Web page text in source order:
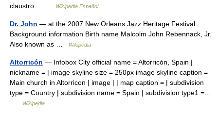
claustro… …
Wikipedia Español
Dr. John — at the 2007 New Orleans Jazz Heritage Festival
Background information Birth name Malcolm John Rebennack, Jr.
Also known as …
Wikipedia
Altorricón — Infobox City official name = Altorricón, Spain |
nickname = | image skyline size = 250px image skyline caption =
Main church in Altorricon | image | | map caption = | subdivision
type = Country | subdivision name = Spain | subdivision type1 =…
Wikipedia